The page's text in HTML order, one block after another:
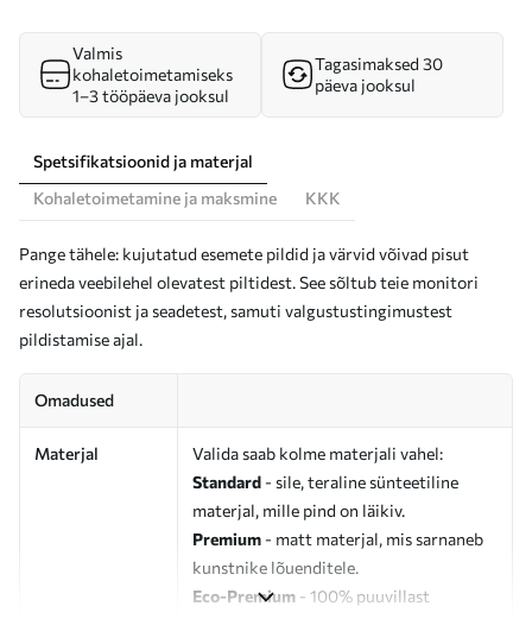
Valmis
kohaletoimetamiseks
1–3 tööpäeva jooksul
Tagasimaksed 30
päeva jooksul
Spetsifikatsioonid ja materjal
Kohaletoimetamine ja maksmine
KKK
Pange tähele: kujutatud esemete pildid ja värvid võivad pisut
erineda veebilehel olevatest piltidest. See sõltub teie monitori
resolutsioonist ja seadetest, samuti valgustustingimustest
pildistamise ajal.
Omadused
Materjal
Valida saab kolme materjali vahel:
Standard - sile, teraline sünteetiline
materjal, mille pind on läikiv.
Premium - matt materjal, mis sarnaneb
kunstnike lõuenditele.
Eco-Premium - 100% puuvillast